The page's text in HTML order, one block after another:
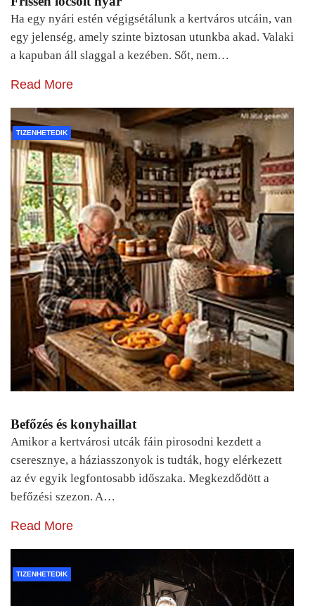
Ha egy nyári estén végigsétálunk a kertváros utcáin, van
egy jelenség, amely szinte biztosan utunkba akad. Valaki
a kapuban áll slaggal a kezében. Sőt, nem…
Read More
TIZENHETEDIK
Befőzés és konyhaillat
Amikor a kertvárosi utcák fáin pirosodni kezdett a
cseresznye, a háziasszonyok is tudták, hogy elérkezett
az év egyik legfontosabb időszaka. Megkezdődött a
befőzési szezon. A…
Read More
TIZENHETEDIK